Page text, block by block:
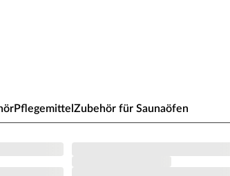
Isolierverglasung, die mittig im 24 x 161 cm
Pflegemittel Zubehör für Saunaöfen